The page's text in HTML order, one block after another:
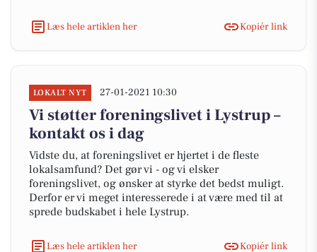
Læs hele artiklen her Kopiér link
LOKALT NYT 27-01-2021 10:30
Vi støtter foreningslivet i Lystrup –
kontakt os i dag
Vidste du, at foreningslivet er hjertet i de fleste
lokalsamfund? Det gør vi - og vi elsker
foreningslivet, og ønsker at styrke det bedst muligt.
Derfor er vi meget interesserede i at være med til at
sprede budskabet i hele Lystrup.
Læs hele artiklen her Kopiér link